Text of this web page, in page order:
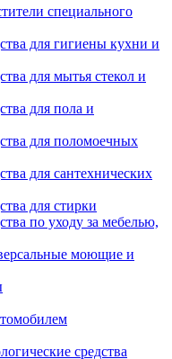
специального
для гигиены кухни и
для мытья стекол и
для пола и
для поломоечных
для сантехнических
для стирки
по уходу за мебелью,
моющие и